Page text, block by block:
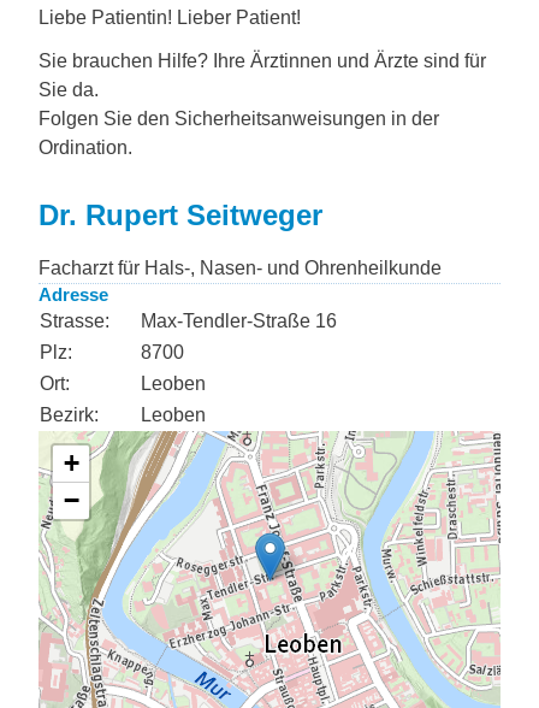
Liebe Patientin! Lieber Patient!
Sie brauchen Hilfe? Ihre Ärztinnen und Ärzte sind für
Sie da.
Folgen Sie den Sicherheitsanweisungen in der
Ordination.
Dr. Rupert Seitweger
Facharzt für Hals-, Nasen- und Ohrenheilkunde
Adresse
Strasse:
Max-Tendler-Straße 16
Plz:
8700
Ort:
Leoben
Bezirk:
Leoben